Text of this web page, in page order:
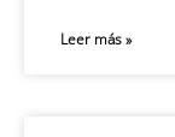
Leer más »